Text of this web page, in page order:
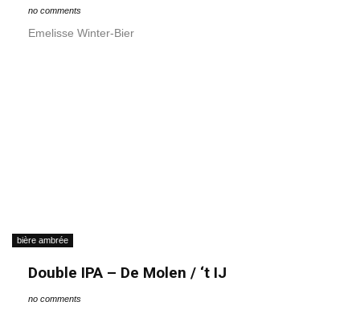
no comments
Emelisse Winter-Bier
bière ambrée
Double IPA – De Molen / ‘t IJ
no comments